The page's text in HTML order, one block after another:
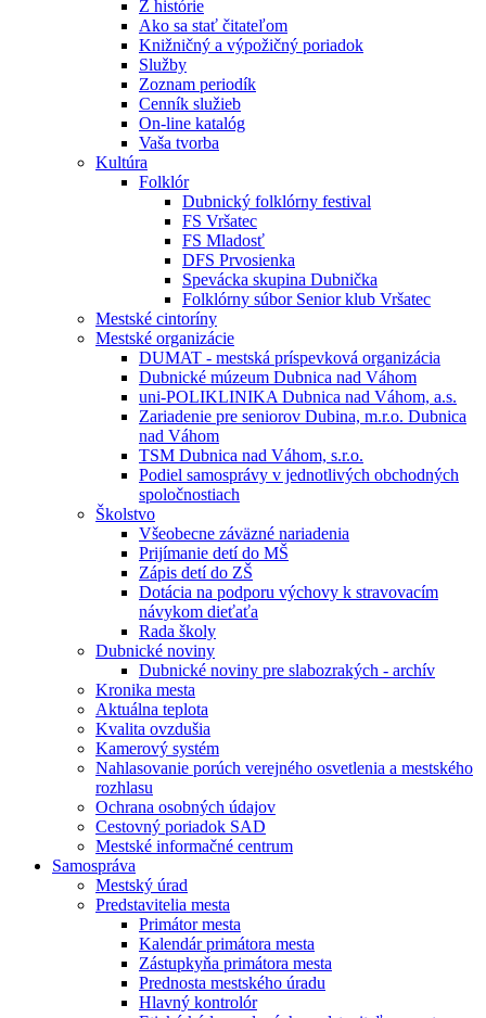
Z histórie
Ako sa stať čitateľom
Knižničný a výpožičný poriadok
Služby
Zoznam periodík
Cenník služieb
On-line katalóg
Vaša tvorba
Kultúra
Folklór
Dubnický folklórny festival
FS Vršatec
FS Mladosť
DFS Prvosienka
Spevácka skupina Dubnička
Folklórny súbor Senior klub Vršatec
Mestské cintoríny
Mestské organizácie
DUMAT - mestská príspevková organizácia
Dubnické múzeum Dubnica nad Váhom
uni-POLIKLINIKA Dubnica nad Váhom, a.s.
Zariadenie pre seniorov Dubina, m.r.o. Dubnica
nad Váhom
TSM Dubnica nad Váhom, s.r.o.
Podiel samosprávy v jednotlivých obchodných
spoločnostiach
Školstvo
Všeobecne záväzné nariadenia
Prijímanie detí do MŠ
Zápis detí do ZŠ
Dotácia na podporu výchovy k stravovacím
návykom dieťaťa
Rada školy
Dubnické noviny
Dubnické noviny pre slabozrakých - archív
Kronika mesta
Aktuálna teplota
Kvalita ovzdušia
Kamerový systém
Nahlasovanie porúch verejného osvetlenia a mestského
rozhlasu
Ochrana osobných údajov
Cestovný poriadok SAD
Mestské informačné centrum
Samospráva
Mestský úrad
Predstavitelia mesta
Primátor mesta
Kalendár primátora mesta
Zástupkyňa primátora mesta
Prednosta mestského úradu
Hlavný kontrolór